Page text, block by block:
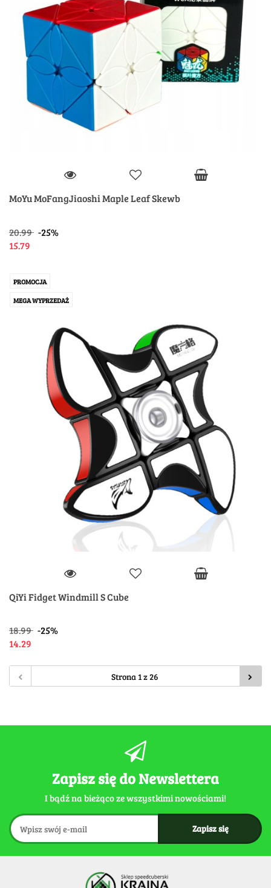
MoYu MoFangJiaoshi Maple Leaf Skewb
20.99 -25%
15.79
PROMOCJA
MEGA WYPRZEDAŻ
QiYi Fidget Windmill S Cube
18.99 -25%
14.29
Zapisz się do Newslettera
I bądź na bieżąco ze wszystkimi nowościami!